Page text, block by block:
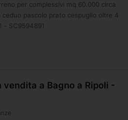
per complessivi mq 60.000 circa
pascolo prato cespuglio oltre 4
- SC9594891
a Bagno a Ripoli -